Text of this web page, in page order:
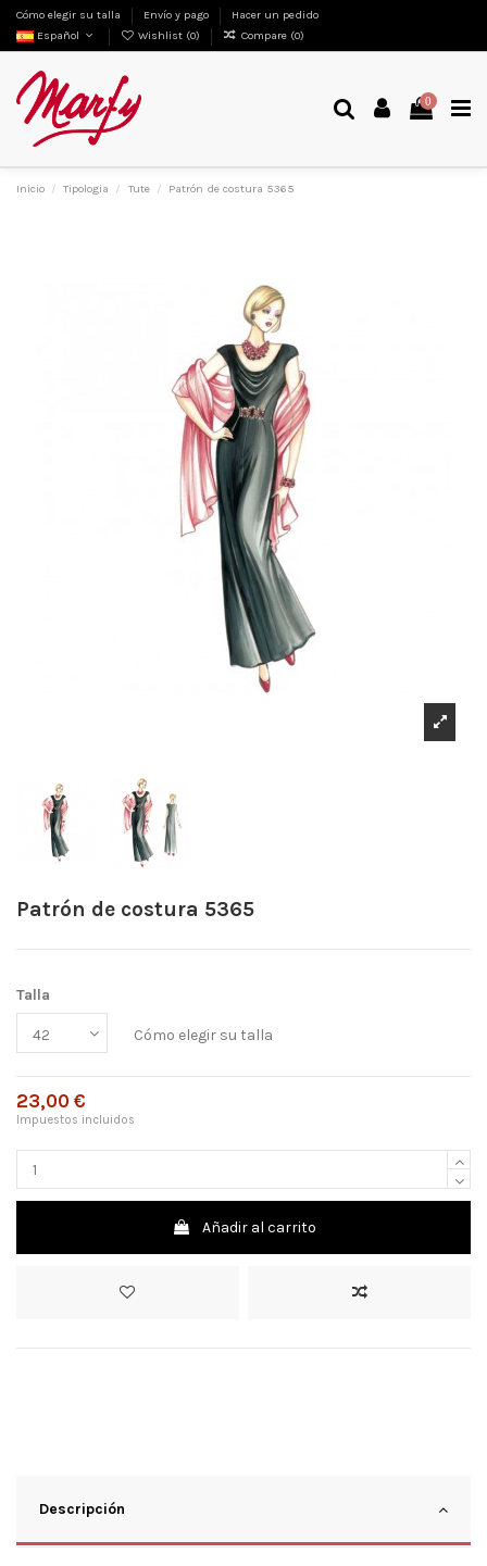
Cómo elegir su talla Envío y pago
Hacer un pedido
Español
Wishlist (0) Compare (0)
0
Inicio Tipologia Tute Patrón de costura 5365
Patrón de costura 5365
Talla
Cómo elegir su talla
23,00 €
Impuestos incluidos
Añadir al carrito
Descripción